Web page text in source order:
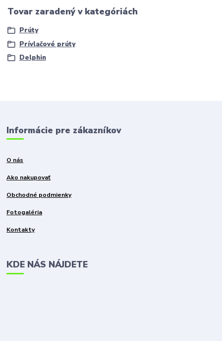
Tovar zaradený v kategóriách
Prúty
Prívlačové prúty
Delphin
Informácie pre zákazníkov
O nás
Ako nakupovať
Obchodné podmienky
Fotogaléria
Kontakty
KDE NÁS NÁJDETE